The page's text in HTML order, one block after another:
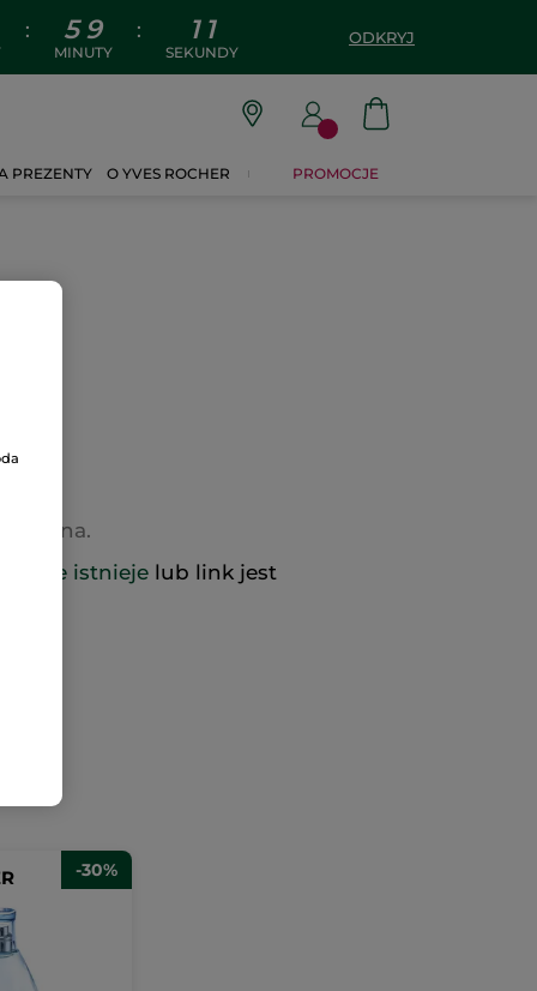
: 5 9
MINUTY
: 1 1
SEKUNDY
ODKRYJ
PREZENTY O YVES ROCHER PROMOCJE
nie istniejelub link jest
-30%